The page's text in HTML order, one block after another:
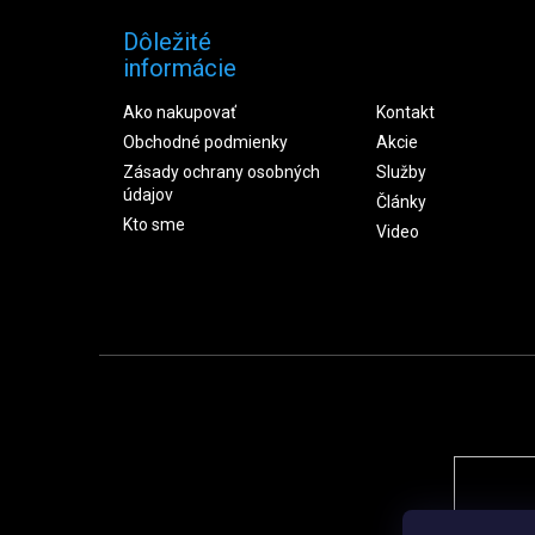
Dôležité
informácie
Ako nakupovať
Obchodné podmienky
Zásady ochrany osobných
údajov
Kto sme
Kontakt
Akcie
Služby
Články
Video